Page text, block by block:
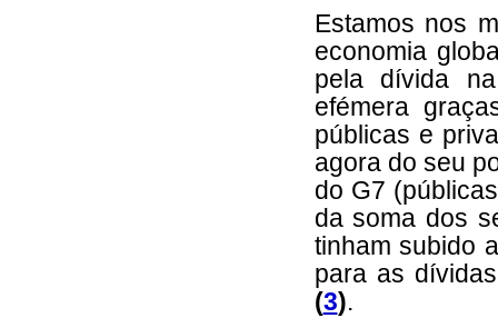
Estamos nos
economia
pela dívida
efémera
públicas e
agora do seu
do G7
da soma dos
tinham subido
para as
(3).